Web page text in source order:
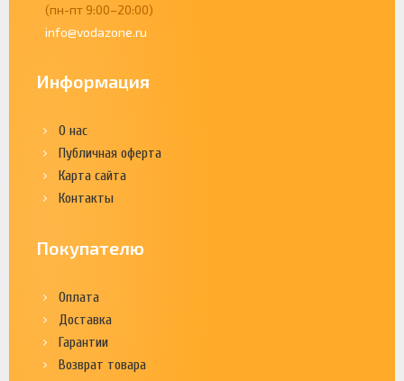
(пн-пт 9:00–20:00)
info@vodazone.ru
Информация
О нас
Публичная оферта
Карта сайта
Контакты
Покупателю
Оплата
Доставка
Гарантии
Возврат товара